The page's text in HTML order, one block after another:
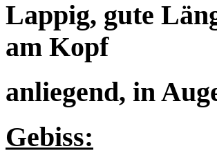
Lappig, gute
am Kopf
anliegend, in
Gebiss: